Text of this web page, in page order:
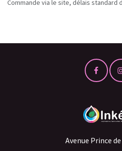
Commande via le site, délais standard
Avenue Prince